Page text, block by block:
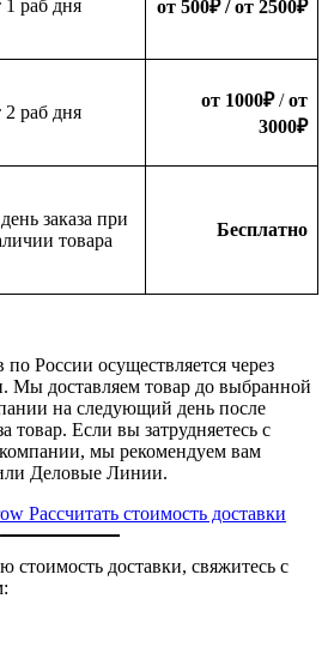
1 раб дня от 500₽/ от 2500₽
2 раб дня
от 1000₽/от
3000₽
заказа при
товара
Бесплатно
России осуществляется через
Мы доставляем товар до выбранной
на следующий день после
товар. Если вы затрудняетесь с
мы рекомендуем вам
Деловые Линии.
Рассчитать стоимость доставки
стоимость доставки, свяжитесь с